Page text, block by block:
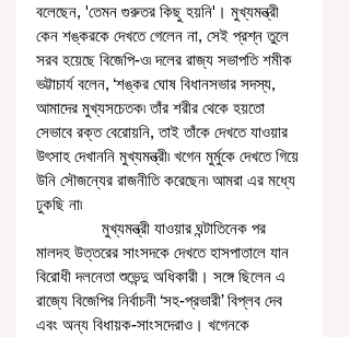
বলেছেন, 'তেমন গুরুতর কিছু হয়নি'। মুখ্যমন্ত্রী
কেন শঙ্করকে দেখতে গেলেন না, সেই প্রশ্ন তুলে
সরব হয়েছে বিজেপি-ও৷ দলের রাজ্য সভাপতি শমীক
ভট্টাচার্য বলেন, ‘শঙ্কর ঘোষ বিধানসভার সদস্য,
আমাদের মুখ্যসচেতক৷ তাঁর শরীর থেকে হয়তো
সেভাবে রক্ত বেরোয়নি, তাই তাঁকে দেখতে যাওয়ার
উৎসাহ দেখাননি মুখ্যমন্ত্রী৷ খগেন মুর্মুকে দেখতে গিয়ে
উনি সৌজন্যের রাজনীতি করেছেন৷ আমরা এর মধ্যে
ঢুকছি না৷
মালদহ উত্তরের সাংসদকে দেখতে হাসপাতালে যান
বিরোধী দলনেতা শুভেন্দু অধিকারী। সঙ্গে ছিলেন এ
রাজ্যে বিজেপির নির্বাচনী ‘সহ-প্রভারী’ বিপ্লব দেব
এবং অন্য বিধায়ক-সাংসদেরাও। খগেনকে